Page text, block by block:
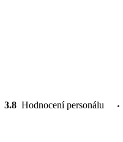
3.8 Hodnocení personálu